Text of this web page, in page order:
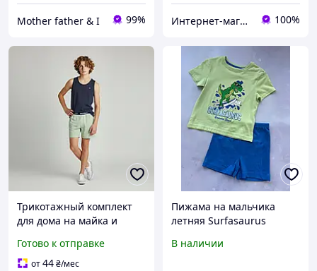
Mother father & I 99% Интернет-магазин "Детки" 100%
Трикотажный комплект
для дома на майка и
146-152 см (10-12Y)
Готово к отправке
от44₴/мес
Пижама на мальчика
летняя Surfasaurus
(1,5-2 года)
В наличии